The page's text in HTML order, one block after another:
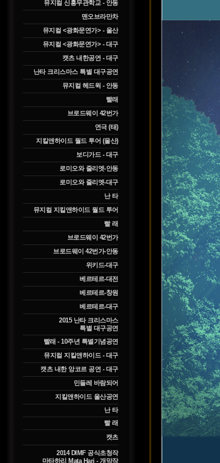
뮤지컬 신흥무관학교 - 안동
맨오브라만차
뮤지컬 <광화문연가> - 울산
뮤지컬 <광화문연가> - 대구
캣츠 내한공연 - 대구
난타 크리스마스 특별 대구공연
뮤지컬 헤드윅 - 안동
빨래
브로드웨이 42번가
연극 (태)
지킬앤하이드 월드 투어 (울산)
보디가드 - 대구
로미오와 줄리엣-안동
로미오와 줄리엣-대구
난 타
뮤지컬 지킬앤하이드 월드 투어
빨 래
브로드웨이 42번가
브로드웨이 42번가-안동
위키드-대구
베르테르-대전
베르테르-창원
베르테르-대구
2015 난타 크리스마스
특별 대구공연
빨래 - 10주년 특별기념공연
뮤지컬 지킬앤하이드 - 대구
캣츠 내한 앙코르 공연 - 대구
민들레 바람되어
지킬앤하이드 울산공연
난 타
빨 래
캣츠
2014 DIMF 공식초청작
마타하리 Mata Hari - 개막작